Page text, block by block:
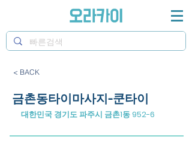
< BACK
금촌동타이마사지-쿤타이
대한민국 경기도 파주시 금촌1동 952-6